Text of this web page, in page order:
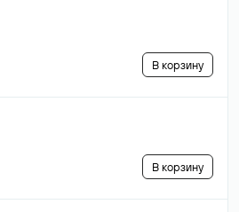
В корзину
В корзину